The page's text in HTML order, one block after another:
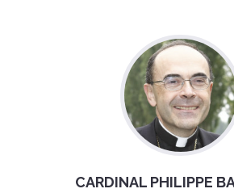
CARDINAL PHILIPPE